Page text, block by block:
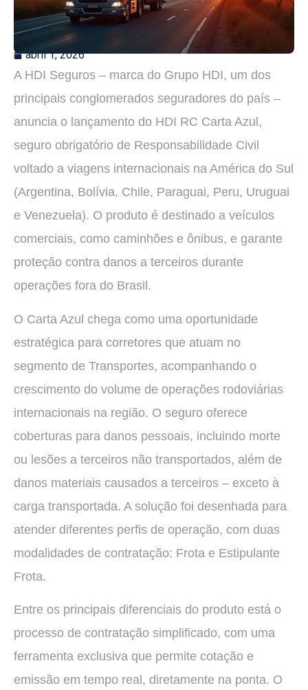
abril 1, 2026
A HDI Seguros – marca do Grupo HDI, um dos
principais conglomerados seguradores do país –
anuncia o lançamento do HDI RC Carta Azul,
seguro obrigatório de Responsabilidade Civil
voltado a viagens internacionais na América do Sul
(Argentina, Bolívia, Chile, Paraguai, Peru, Uruguai
e Venezuela). O produto é destinado a veículos
comerciais, como caminhões e ônibus, e garante
proteção contra danos a terceiros durante
operações fora do Brasil.
O Carta Azul chega como uma oportunidade
estratégica para corretores que atuam no
segmento de Transportes, acompanhando o
crescimento do volume de operações rodoviárias
internacionais na região. O seguro oferece
coberturas para danos pessoais, incluindo morte
ou lesões a terceiros não transportados, além de
danos materiais causados a terceiros – exceto à
carga transportada. A solução foi desenhada para
atender diferentes perfis de operação, com duas
modalidades de contratação: Frota e Estipulante
Frota.
Entre os principais diferenciais do produto está o
processo de contratação simplificado, com uma
ferramenta exclusiva que permite cotação e
emissão em tempo real, diretamente na ponta. O